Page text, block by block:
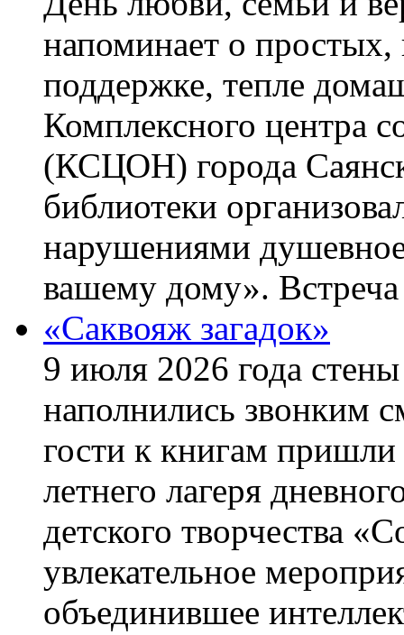
напоминает о
поддержке, тепле
Комплексного центра
(КСЦОН) города
библиотеки
нарушениями
вашему дому».
«Саквояж загадок»
9 июля 2026 года
наполнились звонким
гости к книгам
летнего лагеря
детского творчества
увлекательное
объединившее